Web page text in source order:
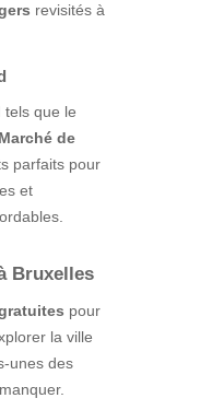
revisités à
tels que le
Marché de
parfaits pour
et
Bruxelles
pour
la ville
unes des